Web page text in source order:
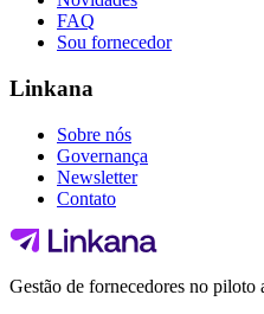
FAQ
Sou fornecedor
Linkana
Sobre nós
Governança
Newsletter
Contato
Gestão de fornecedores no piloto